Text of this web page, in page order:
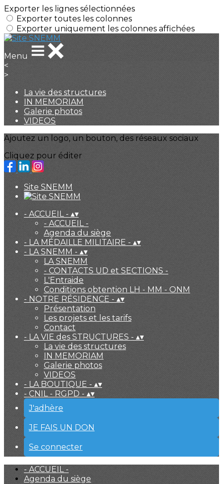
Exporter les lignes sélectionnées
Exporter toutes les colonnes
Exporter uniquement les colonnes affichées
Menu
<
>
La vie des structures
IN MEMORIAM
Galerie photos
VIDEOS
Ajoutez un logo, un bouton, des réseaux sociaux
Cliquez pour éditer
Site SNEMM
- ACCUEIL - ▴▾
- ACCUEIL -
Agenda du siège
- LA MÉDAILLE MILITAIRE - ▴▾
- LA SNEMM - ▴▾
LA SNEMM
- CONTACTS UD et SECTIONS -
L'Entraide
Conditions obtention LH - MM - ONM
- NOTRE RÉSIDENCE - ▴▾
Présentation
Les projets et les tarifs
Contact
- LA VIE des STRUCTURES - ▴▾
La vie des structures
IN MEMORIAM
Galerie photos
VIDEOS
- LA BOUTIQUE - ▴▾
- CNIL - RGPD - ▴▾
J'adhère
JE FAIS UN DON
Se connecter
- ACCUEIL -
Agenda du siège